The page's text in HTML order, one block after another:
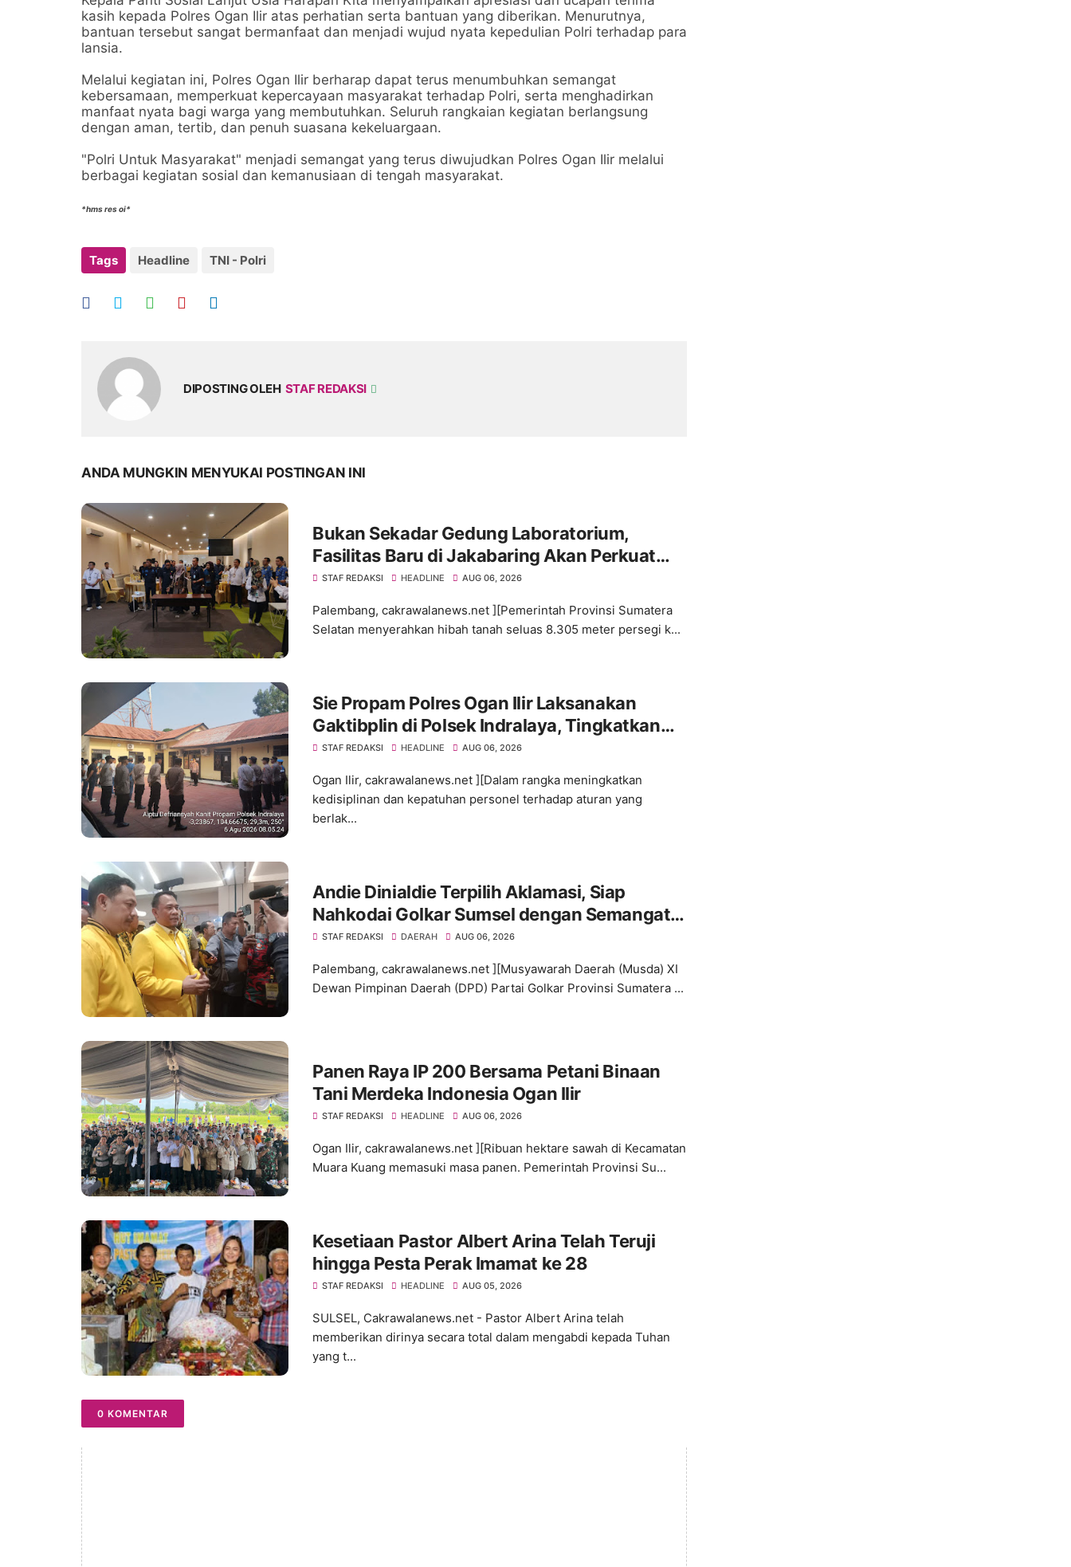
kasih kepada Polres Ogan Ilir atas perhatian serta bantuan yang diberikan. Menurutnya,
bantuan tersebut sangat bermanfaat dan menjadi wujud nyata kepedulian Polri terhadap para
lansia.
Melalui kegiatan ini, Polres Ogan Ilir berharap dapat terus menumbuhkan semangat
kebersamaan, memperkuat kepercayaan masyarakat terhadap Polri, serta menghadirkan
manfaat nyata bagi warga yang membutuhkan. Seluruh rangkaian kegiatan berlangsung
dengan aman, tertib, dan penuh suasana kekeluargaan.
"Polri Untuk Masyarakat" menjadi semangat yang terus diwujudkan Polres Ogan Ilir melalui
berbagai kegiatan sosial dan kemanusiaan di tengah masyarakat.
*hms res oi*
Tags Headline TNI - Polri
DIPOSTING OLEH STAF REDAKSI
ANDA MUNGKIN MENYUKAI POSTINGAN INI
Bukan Sekadar Gedung Laboratorium,
Fasilitas Baru di Jakabaring Akan Perkuat
Layanan Kesehatan Lima Provinsi
STAF REDAKSI HEADLINE AUG 06, 2026
Palembang, cakrawalanews.net ][Pemerintah Provinsi Sumatera
Selatan menyerahkan hibah tanah seluas 8.305 meter persegi k...
Sie Propam Polres Ogan Ilir Laksanakan
Gaktibplin di Polsek Indralaya, Tingkatkan
Kedisiplinan Personel Polri
STAF REDAKSI HEADLINE AUG 06, 2026
Ogan Ilir, cakrawalanews.net ][Dalam rangka meningkatkan
kedisiplinan dan kepatuhan personel terhadap aturan yang
berlak...
Andie Dinialdie Terpilih Aklamasi, Siap
Nahkodai Golkar Sumsel dengan Semangat
Konsolidasi dan Regenerasi
STAF REDAKSI DAERAH AUG 06, 2026
Palembang, cakrawalanews.net ][Musyawarah Daerah (Musda) XI
Dewan Pimpinan Daerah (DPD) Partai Golkar Provinsi Sumatera ...
Panen Raya IP 200 Bersama Petani Binaan
Tani Merdeka Indonesia Ogan Ilir
STAF REDAKSI HEADLINE AUG 06, 2026
Ogan Ilir, cakrawalanews.net ][Ribuan hektare sawah di Kecamatan
Muara Kuang memasuki masa panen. Pemerintah Provinsi Su...
Kesetiaan Pastor Albert Arina Telah Teruji
hingga Pesta Perak Imamat ke 28
STAF REDAKSI HEADLINE AUG 05, 2026
SULSEL, Cakrawalanews.net - Pastor Albert Arina telah
memberikan dirinya secara total dalam mengabdi kepada Tuhan
yang t...
0 KOMENTAR